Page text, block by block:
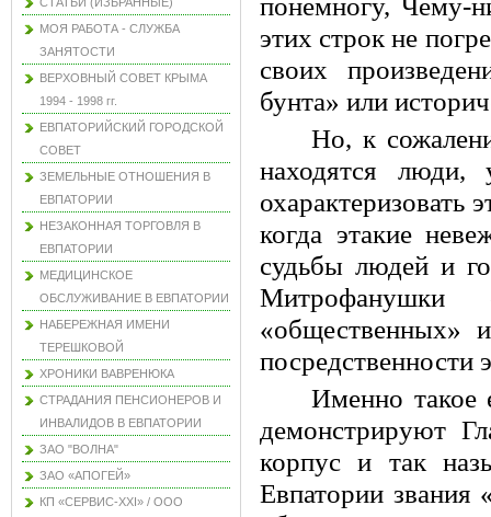
МОЯ РАБОТА - СЛУЖБА
ЗАНЯТОСТИ
ВЕРХОВНЫЙ СОВЕТ КРЫМА
1994 - 1998 гг.
ЕВПАТОРИЙСКИЙ ГОРОДСКОЙ
СОВЕТ
ЗЕМЕЛЬНЫЕ ОТНОШЕНИЯ В
ЕВПАТОРИИ
НЕЗАКОННАЯ ТОРГОВЛЯ В
ЕВПАТОРИИ
МЕДИЦИНСКОЕ
ОБСЛУЖИВАНИЕ В ЕВПАТОРИИ
НАБЕРЕЖНАЯ ИМЕНИ
ТЕРЕШКОВОЙ
ХРОНИКИ ВАВРЕНЮКА
СТРАДАНИЯ ПЕНСИОНЕРОВ И
ИНВАЛИДОВ В ЕВПАТОРИИ
ЗАО "ВОЛНА"
ЗАО «АПОГЕЙ»
КП «СЕРВИС-XXI» / ООО
понемногу, Чему-
этих строк не
своих
бунта» или
Но, к
находятся люди,
охарактеризовать
когда этакие
судьбы людей и
«общественных»
посредственности
Именно такое
демонстрируют
корпус и так
Евпатории звания